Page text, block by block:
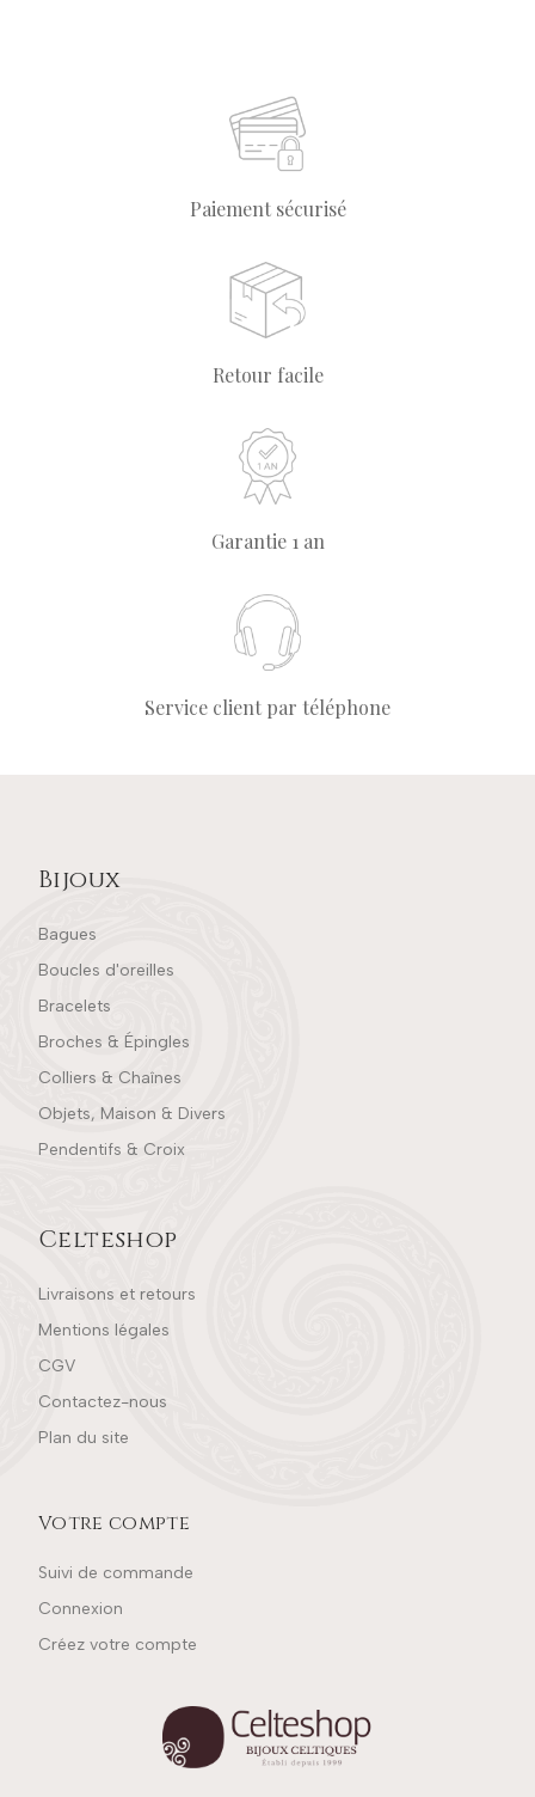
Paiement sécurisé
Retour facile
Garantie 1 an
Service client par téléphone
Bijoux
Bagues
Boucles d'oreilles
Bracelets
Broches & Épingles
Colliers & Chaînes
Objets, Maison & Divers
Pendentifs & Croix
Celteshop
Livraisons et retours
Mentions légales
CGV
Contactez-nous
Plan du site
Votre compte
Suivi de commande
Connexion
Créez votre compte